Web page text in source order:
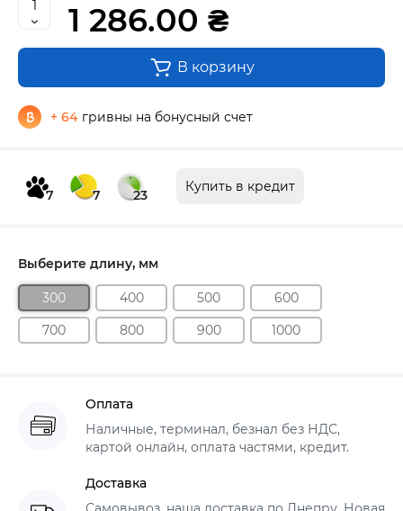
1 286.00 ₴
В корзину
+ 64 гривны на бонусный счет
7 7 23
Купить в кредит
Выберите длину, мм
300 400 500
600
700
800 900 1000
Оплата
Наличные, терминал, безнал без НДС,
картой онлайн, оплата частями, кредит.
Доставка